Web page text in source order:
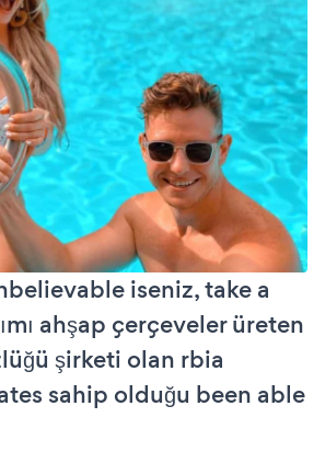
iseniz, take a
ahşap çerçeveler üreten
şirketi olan rbia
sahip olduğu been able